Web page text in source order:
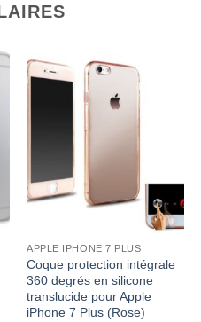
APPLE IPHONE 7 PLUS
Coque protection intégrale
360 degrés en silicone
translucide pour Apple
iPhone 7 Plus (Rose)